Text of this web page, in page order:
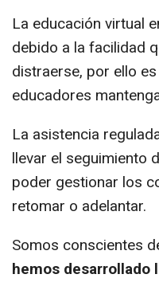
La educación virtual
debido a la facilidad
distraerse, por ello
educadores
La asistencia
llevar el seguimiento
poder gestionar los
retomar o adelantar.
Somos conscientes
hemos desarrollado